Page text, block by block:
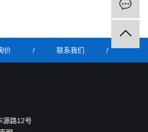
价 / 联系我们 /
源路12号